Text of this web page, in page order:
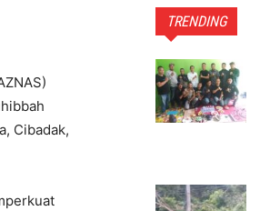
Cibadak,
TRENDING